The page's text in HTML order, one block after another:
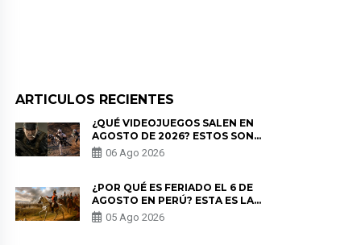
ARTICULOS RECIENTES
¿QUÉ VIDEOJUEGOS SALEN EN
AGOSTO DE 2026? ESTOS SON
LOS ESTRENOS MÁS ESPERADOS
06 Ago 2026
¿POR QUÉ ES FERIADO EL 6 DE
AGOSTO EN PERÚ? ESTA ES LA
HISTORIA
05 Ago 2026